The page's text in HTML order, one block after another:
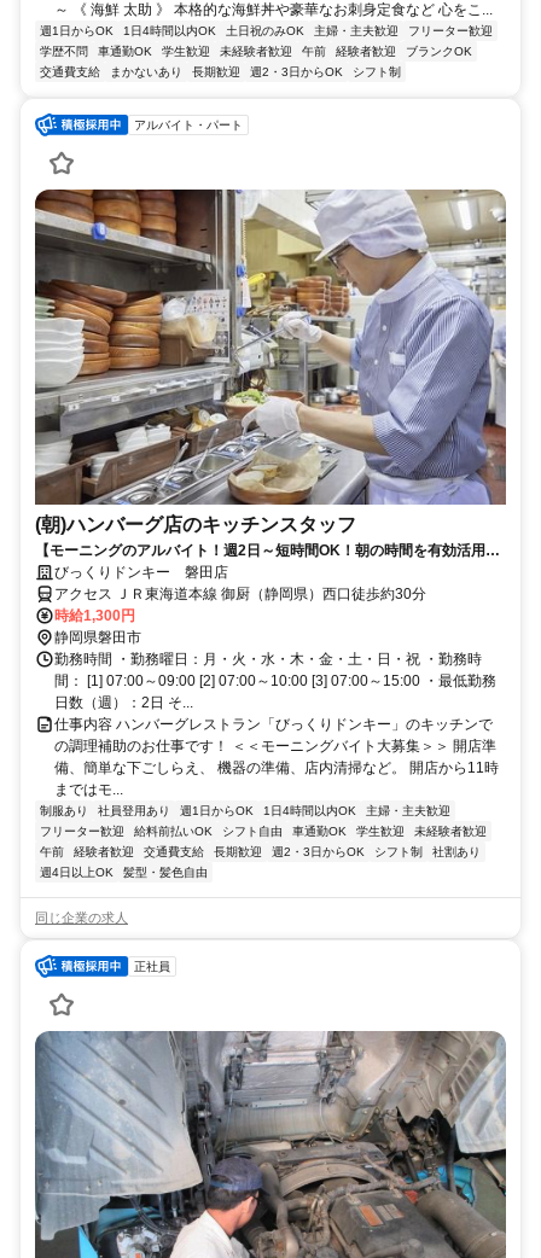
～ 《 海鮮 太助 》 本格的な海鮮丼や豪華なお刺身定食など 心をこ...
週1日からOK 1日4時間以内OK 土日祝のみOK 主婦・主夫歓迎
フリーター歓迎
学歴不問
車通勤OK 学生歓迎 未経験者歓迎 午前 経験者歓迎
ブランクOK
交通費支給
まかないあり 長期歓迎 週2・3日からOK シフト制
アルバイト・パート
(朝)ハンバーグ店のキッチンスタッフ
【モーニングのアルバイト！週2日～短時間OK！朝の時間を有効活用】
嬉しい従業員特典が多数！未経験大歓迎！
びっくりドンキー 磐田店
アクセス ＪＲ東海道本線 御厨（静岡県）西口徒歩約30分
時給1,300円
静岡県磐田市
勤務時間 ・勤務曜日：月・火・水・木・金・土・日・祝 ・勤務時
間： [1] 07:00～09:00 [2] 07:00～10:00 [3] 07:00～15:00 ・最低勤務
日数（週）：2日 そ...
仕事内容 ハンバーグレストラン「びっくりドンキー」のキッチンで
の調理補助のお仕事です！ ＜＜モーニングバイト大募集＞＞ 開店準
備、簡単な下ごしらえ、 機器の準備、店内清掃など。 開店から11時
まではモ...
制服あり 社員登用あり 週1日からOK 1日4時間以内OK
主婦・主夫歓迎
フリーター歓迎
給料前払いOK シフト自由 車通勤OK 学生歓迎
未経験者歓迎
午前
経験者歓迎 交通費支給 長期歓迎 週2・3日からOK シフト制
社割あり
週4日以上OK
髪型・髪色自由
同じ企業の求人
正社員